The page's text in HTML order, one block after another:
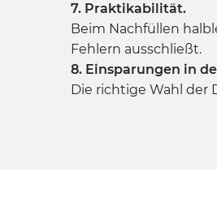
7. Praktikabilität.
Beim Nachfüllen
Fehlern ausschließt.
8. Einsparungen in
Die richtige Wahl der